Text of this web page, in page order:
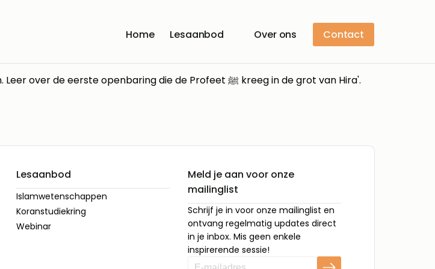
Home Lesaanbod Over ons Contact
Ustaadh Nasr el Khayari leidt een sessie waarin we Soerah al-Alaq onderzoeken. Leer over de eerste openbaring die de Profeet ﷺ kreeg in de grot van Hira'.
Lesaanbod
Islamwetenschappen
Koranstudiekring
Webinar
Meld je aan voor onze
mailinglist
Schrijf je in voor onze mailinglist en
ontvang regelmatig updates direct
in je inbox. Mis geen enkele
inspirerende sessie!